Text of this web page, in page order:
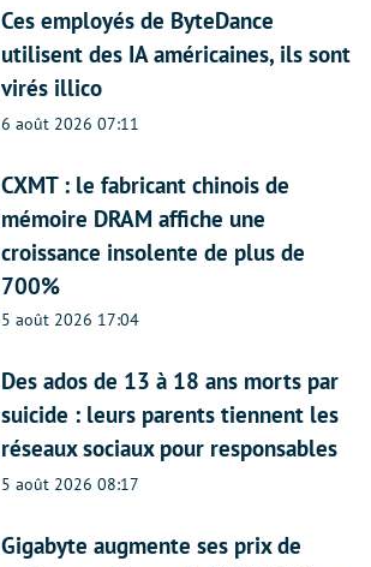
Ces employés de ByteDance
utilisent des IA américaines, ils sont
virés illico
6 août 2026 07:11
CXMT : le fabricant chinois de
mémoire DRAM affiche une
croissance insolente de plus de
700%
5 août 2026 17:04
Des ados de 13 à 18 ans morts par
suicide : leurs parents tiennent les
réseaux sociaux pour responsables
5 août 2026 08:17
Gigabyte augmente ses prix de